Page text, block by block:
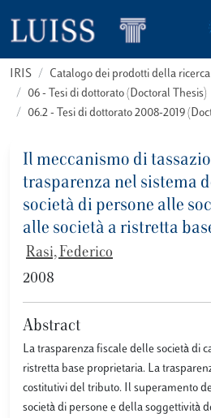
IRIS
Catalogo dei prodotti della
06 - Tesi di dottorato (Doctoral Thesis)
06.2 - Tesi di dottorato 2008-2019
Il meccanismo di
trasparenza nel sistema
società di persone alle
alle società a ristretta
Rasi, Federico
2008
Abstract
La trasparenza fiscale delle società di
ristretta base proprietaria. La
costitutivi del tributo. Il superamento
società di persone e della soggettività